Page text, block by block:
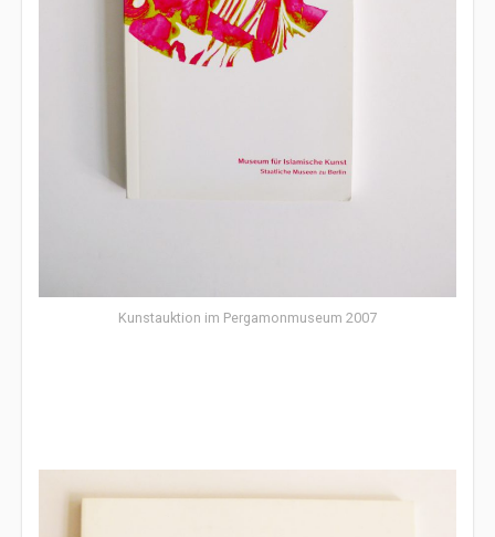
Kunstauktion im Pergamonmuseum 2007